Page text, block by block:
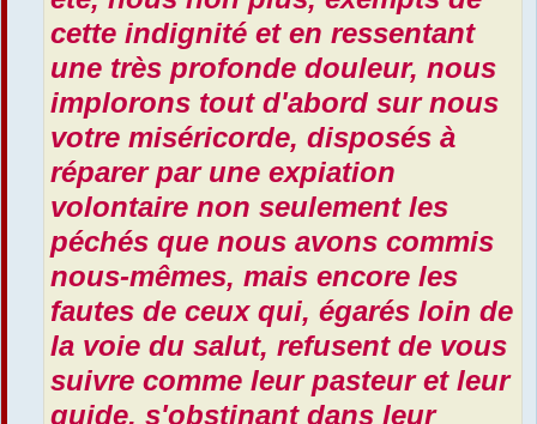
cette indignité et en ressentant
une très profonde douleur, nous
implorons tout d'abord sur nous
votre miséricorde, disposés à
réparer par une expiation
volontaire non seulement les
péchés que nous avons commis
nous-mêmes, mais encore les
fautes de ceux qui, égarés loin de
la voie du salut, refusent de vous
suivre comme leur pasteur et leur
guide, s'obstinant dans leur